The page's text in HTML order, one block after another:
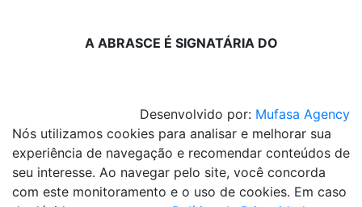
A ABRASCE É SIGNATÁRIA DO
Desenvolvido por: Mufasa Agency
Nós utilizamos cookies para analisar e melhorar sua
experiência de navegação e recomendar conteúdos de
seu interesse. Ao navegar pelo site, você concorda
com este monitoramento e o uso de cookies. Em caso